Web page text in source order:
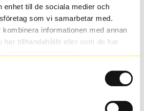
enhet till de sociala medier och
som vi samarbetar med.
informationen med annan
har tillhandahållit eller som de har
för att se om det däck du
Om du köper däck som skall
fälgar, se till att kolla en extra
som bilen hade ut från